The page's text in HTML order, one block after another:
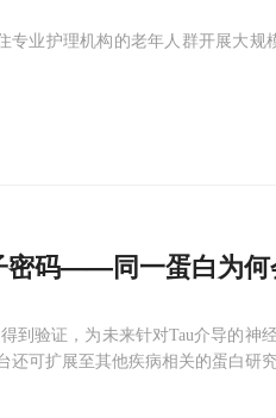
专业护理机构的老年人群开展大规
密码——同一蛋白为何
到验证，为未来针对Tau介导的神
可扩展至其他疾病相关的蛋白研究